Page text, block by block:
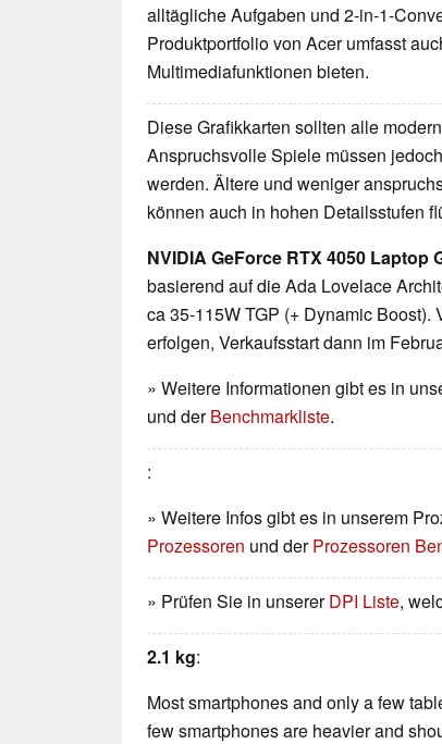
alltägliche Aufgaben und 2-in-1-
Produktportfolio von Acer umfasst
Multimediafunktionen bieten.
Diese Grafikkarten sollten alle
Anspruchsvolle Spiele müssen
werden. Ältere und weniger
können auch in hohen Detailsstufen
NVIDIA GeForce RTX 4050 Laptop
basierend auf die Ada Lovelace
ca 35-115W TGP (+ Dynamic
erfolgen, Verkaufsstart dann im
» Weitere Informationen gibt es in
und derBenchmarkliste.
:
» Weitere Infos gibt es in unserem
Prozessoren und derProzessoren
» Prüfen Sie in unsererDPI Liste,
2.1 kg:
Most smartphones and only a few
few smartphones are heavier and